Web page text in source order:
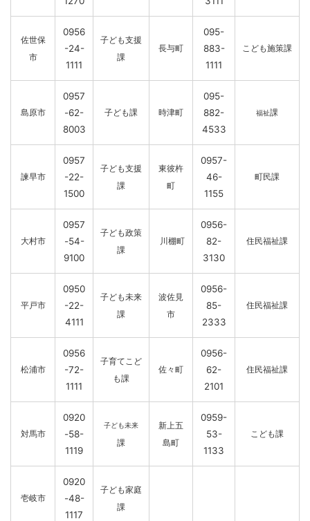
佐世保
市
0956
-24-
1111
子ども支援
課
長与町
095-
883-
1111
こども施策課
島原市
0957
-62-
8003
子ども課 時津町
095-
882-
4533
福祉課
諫早市
0957
-22-
1500
子ども支援
課
東彼杵
町
0957-
46-
1155
町民課
大村市
0957
-54-
9100
子ども政策
課
川棚町
0956-
82-
3130
住民福祉課
平戸市
0950
-22-
4111
子ども未来
課
波佐見
市
0956-
85-
2333
住民福祉課
松浦市
0956
-72-
1111
子育てこど
も課
佐々町
0956-
62-
2101
住民福祉課
対馬市
0920
-58-
1119
子ども未来
課
新上五
島町
0959-
53-
1133
こども課
壱岐市
0920
-48-
1117
子ども家庭
課